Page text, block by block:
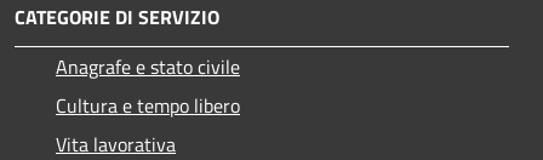
CATEGORIE DI SERVIZIO
Anagrafe e stato civile
Cultura e tempo libero
Vita lavorativa